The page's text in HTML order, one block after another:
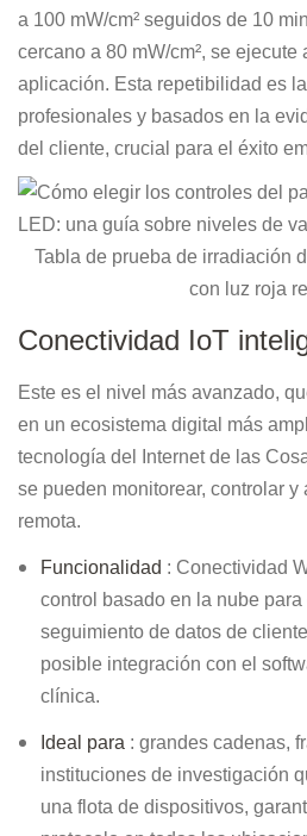
a 100 mW/cm² seguidos de 10
cercano a 80 mW/cm², se
aplicación. Esta repetibilidad es
profesionales y basados ​​en la
del cliente, crucial para el éxito
Tabla de prueba de irradiación
con luz roja
Conectividad IoT
Este es el nivel más avanzado,
en un ecosistema digital más
tecnología del Internet de las
se pueden monitorear, controlar y
remota.
Funcionalidad : Conectividad
control basado en la nube para
seguimiento de datos de
posible integración con el
clínica.
Ideal para : grandes cadenas,
instituciones de investigación
una flota de dispositivos,